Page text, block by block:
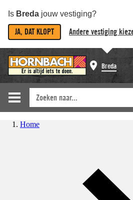
Is Breda jouw vestiging?
JA, DAT KLOPT Andere vestiging
Breda
Home